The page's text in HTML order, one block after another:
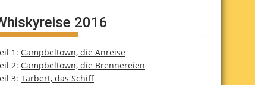
2016
1: Campbeltown, die Anreise
2: Campbeltown, die Brennereien
3: Tarbert, das Schiff